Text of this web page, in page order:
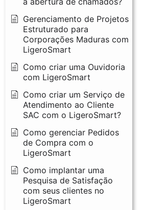
Gerenciamento de Projetos
Estruturado para
Corporações Maduras com
LigeroSmart
Como criar uma Ouvidoria
com LigeroSmart
Como criar um Serviço de
Atendimento ao Cliente
SAC com o LigeroSmart?
Como gerenciar Pedidos
de Compra com o
LigeroSmart
Como implantar uma
Pesquisa de Satisfação
com seus clientes no
LigeroSmart